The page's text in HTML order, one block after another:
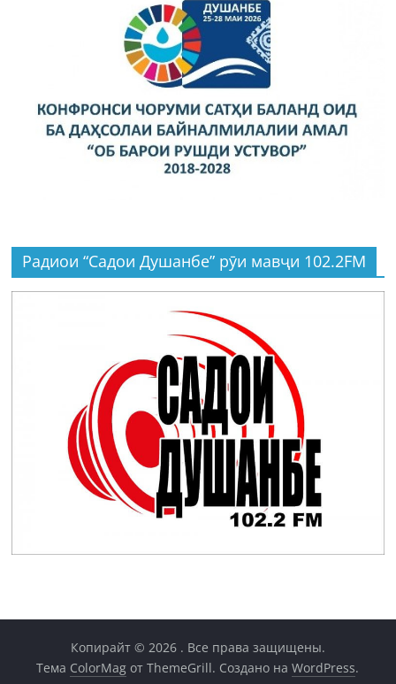
Радиои “Садои Душанбе” рӯи мавҷи 102.2FM
Копирайт © 2026 . Все права защищены.
Тема ColorMag от ThemeGrill. Создано наWordPress.